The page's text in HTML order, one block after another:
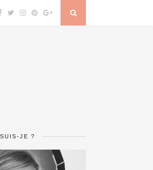
JE ?